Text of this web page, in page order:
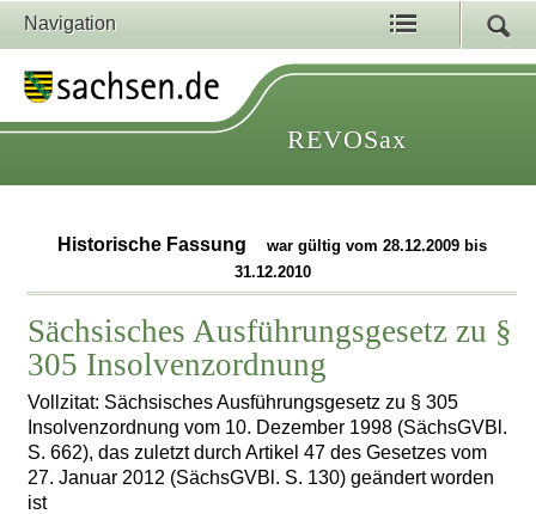
Navigation
REVOSax
Historische Fassung
war gültig vom 28.12.2009 bis
31.12.2010
Sächsisches Ausführungsgesetz zu §
305 Insolvenzordnung
Vollzitat: Sächsisches Ausführungsgesetz zu § 305
Insolvenzordnung vom 10. Dezember 1998 (SächsGVBl.
S. 662), das zuletzt durch Artikel 47 des Gesetzes vom
27. Januar 2012 (SächsGVBl. S. 130) geändert worden
ist